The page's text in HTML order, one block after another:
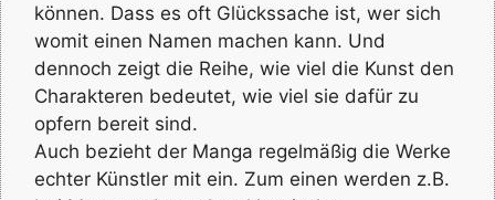
können. Dass es oft Glückssache ist, wer sich
womit einen Namen machen kann. Und
dennoch zeigt die Reihe, wie viel die Kunst den
Charakteren bedeutet, wie viel sie dafür zu
opfern bereit sind.
Auch bezieht der Manga regelmäßig die Werke
echter Künstler mit ein. Zum einen werden z.B.